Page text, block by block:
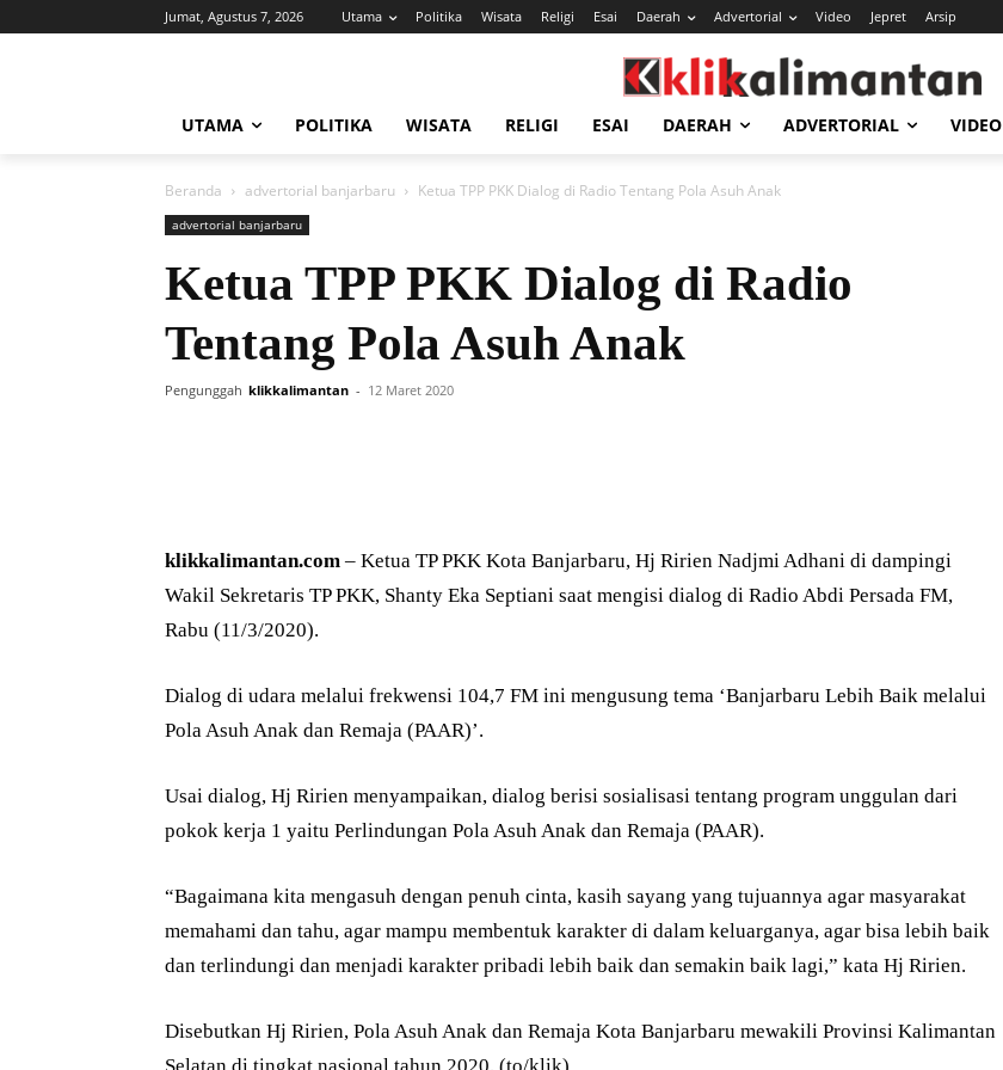
Jumat, Agustus 7, 2026 Utama Politika Wisata Religi Esai Daerah Advertorial Video Jepret Arsip
UTAMA POLITIKA WISATA RELIGI ESAI DAERAH ADVERTORIAL VIDEO
Beranda advertorial banjarbaru Ketua TPP PKK Dialog di Radio Tentang Pola Asuh Anak
advertorial banjarbaru
Ketua TPP PKK Dialog di Radio
Tentang Pola Asuh Anak
Pengunggah klikkalimantan - 12 Maret 2020
klikkalimantan.com – Ketua TP PKK Kota Banjarbaru, Hj Ririen Nadjmi Adhani di dampingi
Wakil Sekretaris TP PKK, Shanty Eka Septiani saat mengisi dialog di Radio Abdi Persada FM,
Rabu (11/3/2020).
Dialog di udara melalui frekwensi 104,7 FM ini mengusung tema ‘Banjarbaru Lebih Baik melalui
Pola Asuh Anak dan Remaja (PAAR)’.
Usai dialog, Hj Ririen menyampaikan, dialog berisi sosialisasi tentang program unggulan dari
pokok kerja 1 yaitu Perlindungan Pola Asuh Anak dan Remaja (PAAR).
“Bagaimana kita mengasuh dengan penuh cinta, kasih sayang yang tujuannya agar masyarakat
memahami dan tahu, agar mampu membentuk karakter di dalam keluarganya, agar bisa lebih baik
dan terlindungi dan menjadi karakter pribadi lebih baik dan semakin baik lagi,” kata Hj Ririen.
Disebutkan Hj Ririen, Pola Asuh Anak dan Remaja Kota Banjarbaru mewakili Provinsi Kalimantan